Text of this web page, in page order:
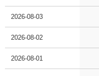
2026-08-03
2026-08-02
2026-08-01